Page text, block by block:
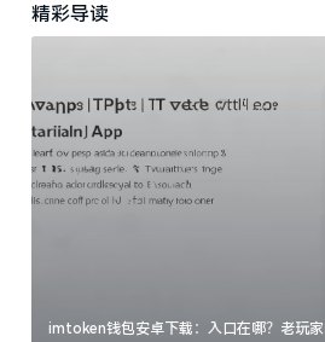
精彩导读
imtoken钱包安卓下载：入口在哪？老玩